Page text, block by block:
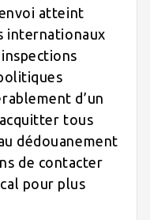
atteint
internationaux
d’un
acquitter tous
dédouanement
de contacter
pour plus